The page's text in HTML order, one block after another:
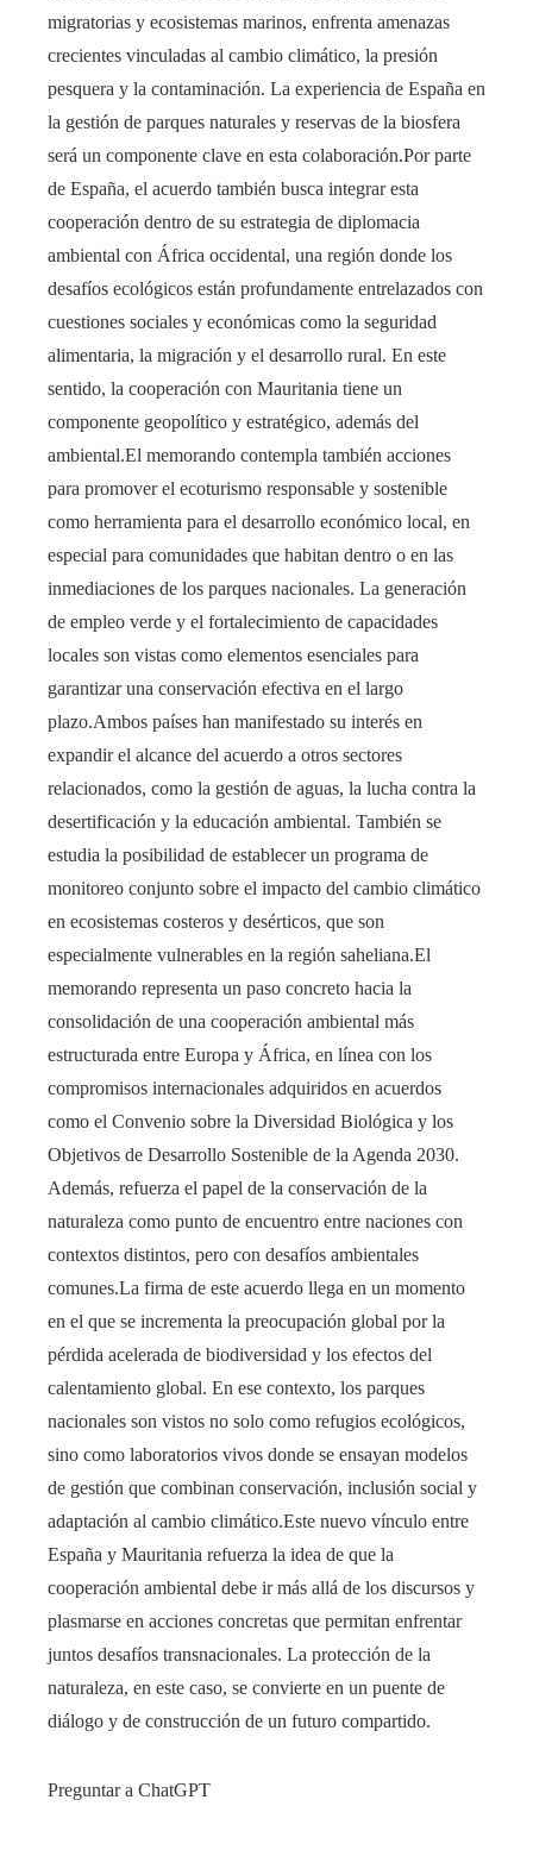
migratorias y ecosistemas marinos, enfrenta amenazas
crecientes vinculadas al cambio climático, la presión
pesquera y la contaminación. La experiencia de España en
la gestión de parques naturales y reservas de la biosfera
será un componente clave en esta colaboración.Por parte
de España, el acuerdo también busca integrar esta
cooperación dentro de su estrategia de diplomacia
ambiental con África occidental, una región donde los
desafíos ecológicos están profundamente entrelazados con
cuestiones sociales y económicas como la seguridad
alimentaria, la migración y el desarrollo rural. En este
sentido, la cooperación con Mauritania tiene un
componente geopolítico y estratégico, además del
ambiental.El memorando contempla también acciones
para promover el ecoturismo responsable y sostenible
como herramienta para el desarrollo económico local, en
especial para comunidades que habitan dentro o en las
inmediaciones de los parques nacionales. La generación
de empleo verde y el fortalecimiento de capacidades
locales son vistas como elementos esenciales para
garantizar una conservación efectiva en el largo
plazo.Ambos países han manifestado su interés en
expandir el alcance del acuerdo a otros sectores
relacionados, como la gestión de aguas, la lucha contra la
desertificación y la educación ambiental. También se
estudia la posibilidad de establecer un programa de
monitoreo conjunto sobre el impacto del cambio climático
en ecosistemas costeros y desérticos, que son
especialmente vulnerables en la región saheliana.El
memorando representa un paso concreto hacia la
consolidación de una cooperación ambiental más
estructurada entre Europa y África, en línea con los
compromisos internacionales adquiridos en acuerdos
como el Convenio sobre la Diversidad Biológica y los
Objetivos de Desarrollo Sostenible de la Agenda 2030.
Además, refuerza el papel de la conservación de la
naturaleza como punto de encuentro entre naciones con
contextos distintos, pero con desafíos ambientales
comunes.La firma de este acuerdo llega en un momento
en el que se incrementa la preocupación global por la
pérdida acelerada de biodiversidad y los efectos del
calentamiento global. En ese contexto, los parques
nacionales son vistos no solo como refugios ecológicos,
sino como laboratorios vivos donde se ensayan modelos
de gestión que combinan conservación, inclusión social y
adaptación al cambio climático.Este nuevo vínculo entre
España y Mauritania refuerza la idea de que la
cooperación ambiental debe ir más allá de los discursos y
plasmarse en acciones concretas que permitan enfrentar
juntos desafíos transnacionales. La protección de la
naturaleza, en este caso, se convierte en un puente de
diálogo y de construcción de un futuro compartido.
Preguntar a ChatGPT